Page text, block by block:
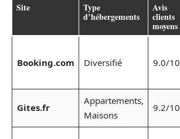
Site Type
d’hébergements
Avis
clients
moyens
Booking.com Diversifié 9.0/10
Gites.fr
Appartements,
Maisons
9.2/10